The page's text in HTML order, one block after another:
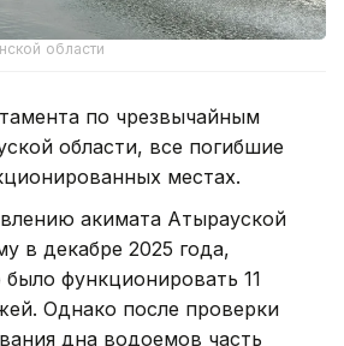
области
по чрезвычайным
области, все погибшие
местах.
акимата Атырауской
в декабре 2025 года,
функционировать 11
Однако после проверки
дна водоемов часть